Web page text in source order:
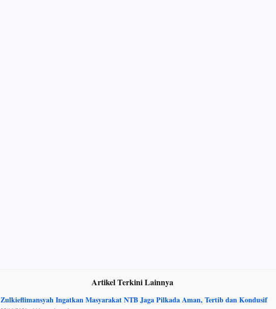
Artikel Terkini Lainnya
Zulkieflimansyah Ingatkan Masyarakat NTB Jaga Pilkada Aman, Tertib dan Kondusif